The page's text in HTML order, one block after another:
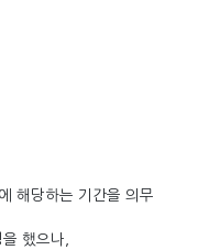
해당하는 기간을 의무
했으나,